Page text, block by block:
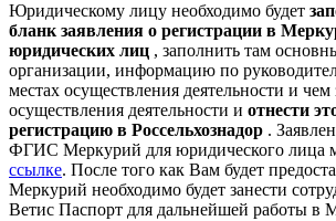
Юридическому лицу необходимо будет
бланк заявления о регистрации в
юридических лиц , заполнить там
организации, информацию по
местах осуществления деятельности и чем
осуществления деятельности и отнести
регистрацию в Россельхознадор .
ФГИС Меркурий для юридического лица
ссылке. После того как Вам будет
Меркурий необходимо будет занести
Ветис Паспорт для дальнейшей работы в